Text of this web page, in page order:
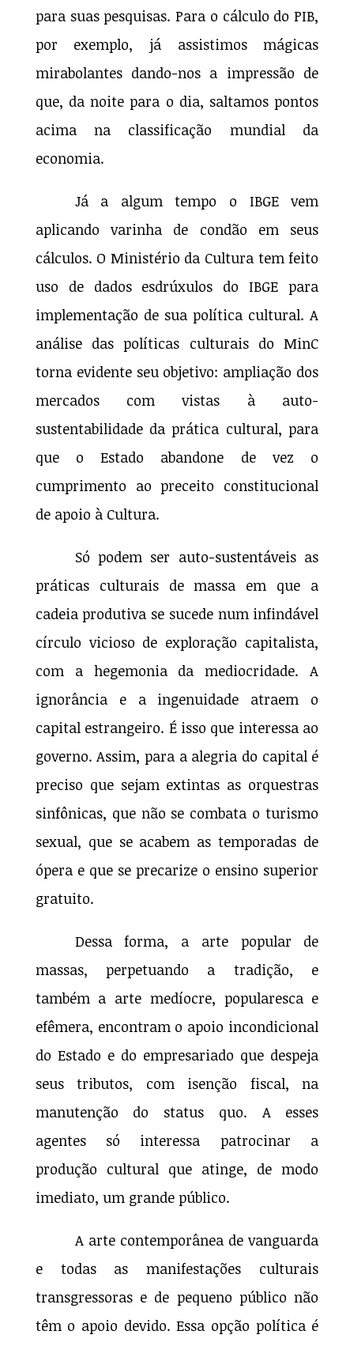
para suas pesquisas. Para o cálculo do PIB,
por exemplo, já assistimos mágicas
mirabolantes dando-nos a impressão de
que, da noite para o dia, saltamos pontos
acima na classificação mundial da
economia.
Já a algum tempo o IBGE vem
aplicando varinha de condão em seus
cálculos. O Ministério da Cultura tem feito
uso de dados esdrúxulos do IBGE para
implementação de sua política cultural. A
análise das políticas culturais do MinC
torna evidente seu objetivo: ampliação dos
mercados com vistas à auto-
sustentabilidade da prática cultural, para
que o Estado abandone de vez o
cumprimento ao preceito constitucional
de apoio à Cultura.
Só podem ser auto-sustentáveis as
práticas culturais de massa em que a
cadeia produtiva se sucede num infindável
círculo vicioso de exploração capitalista,
com a hegemonia da mediocridade. A
ignorância e a ingenuidade atraem o
capital estrangeiro. É isso que interessa ao
governo. Assim, para a alegria do capital é
preciso que sejam extintas as orquestras
sinfônicas, que não se combata o turismo
sexual, que se acabem as temporadas de
ópera e que se precarize o ensino superior
gratuito.
Dessa forma, a arte popular de
massas, perpetuando a tradição, e
também a arte medíocre, popularesca e
efêmera, encontram o apoio incondicional
do Estado e do empresariado que despeja
seus tributos, com isenção fiscal, na
manutenção do status quo. A esses
agentes só interessa patrocinar a
produção cultural que atinge, de modo
imediato, um grande público.
A arte contemporânea de vanguarda
e todas as manifestações culturais
transgressoras e de pequeno público não
têm o apoio devido. Essa opção política é